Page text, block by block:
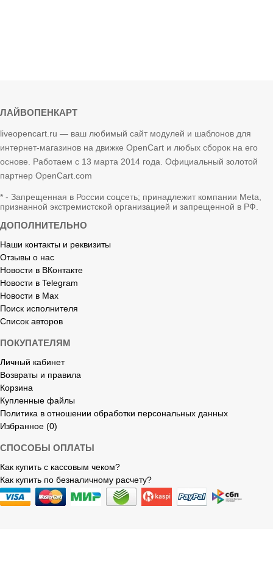
ЛАЙВОПЕНКАРТ
liveopencart.ru — ваш любимый сайт модулей и шаблонов для
интернет-магазинов на движке OpenCart и любых сборок на его
основе. Работаем с 13 марта 2014 года. Официальный золотой
партнер OpenCart.com
* - Запрещенная в России соцсеть; принадлежит компании Meta,
признанной экстремистской организацией и запрещенной в РФ.
ДОПОЛНИТЕЛЬНО
Наши контакты и реквизиты
Отзывы о нас
Новости в ВКонтакте
Новости в Telegram
Новости в Max
Поиск исполнителя
Список авторов
ПОКУПАТЕЛЯМ
Личный кабинет
Возвраты и правила
Корзина
Купленные файлы
Политика в отношении обработки персональных данных
Избранное (0)
СПОСОБЫ ОПЛАТЫ
Как купить с кассовым чеком?
Как купить по безналичному расчету?